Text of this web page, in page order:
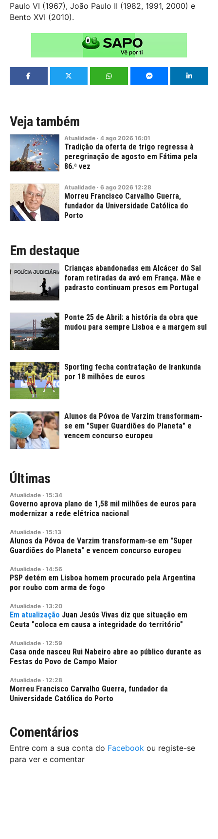
Paulo VI (1967), João Paulo II (1982, 1991, 2000) e
Bento XVI (2010).
Veja também
Atualidade · 4 ago 2026 16:01
Tradição da oferta de trigo regressa à
peregrinação de agosto em Fátima pela
86.ª vez
Atualidade · 6 ago 2026 12:28
Morreu Francisco Carvalho Guerra,
fundador da Universidade Católica do
Porto
Em destaque
Crianças abandonadas em Alcácer do Sal
foram retiradas da avó em França. Mãe e
padrasto continuam presos em Portugal
Ponte 25 de Abril: a história da obra que
mudou para sempre Lisboa e a margem sul
Sporting fecha contratação de Irankunda
por 18 milhões de euros
Alunos da Póvoa de Varzim transformam-
se em "Super Guardiões do Planeta" e
vencem concurso europeu
Últimas
Atualidade · 15:34
Governo aprova plano de 1,58 mil milhões de euros para
modernizar a rede elétrica nacional
Atualidade · 15:13
Alunos da Póvoa de Varzim transformam-se em "Super
Guardiões do Planeta" e vencem concurso europeu
Atualidade · 14:56
PSP detém em Lisboa homem procurado pela Argentina
por roubo com arma de fogo
Atualidade · 13:20
Juan Jesús Vivas diz que situação em
Ceuta "coloca em causa a integridade do território"
Atualidade · 12:59
Casa onde nasceu Rui Nabeiro abre ao público durante as
Festas do Povo de Campo Maior
Atualidade · 12:28
Morreu Francisco Carvalho Guerra, fundador da
Universidade Católica do Porto
Comentários
Entre com a sua conta do Facebook ou registe-se
para ver e comentar